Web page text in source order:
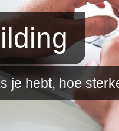
je hebt, hoe